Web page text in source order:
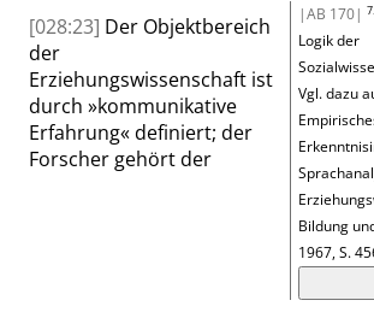
|AB 170| 7.
Logik der
Vgl. dazu
Bildung
1967,S.
[028:23] Der Objektbereich
der
Erziehungswissenschaft ist
durch »kommunikative
Erfahrung«definiert; der
Forscher gehört der